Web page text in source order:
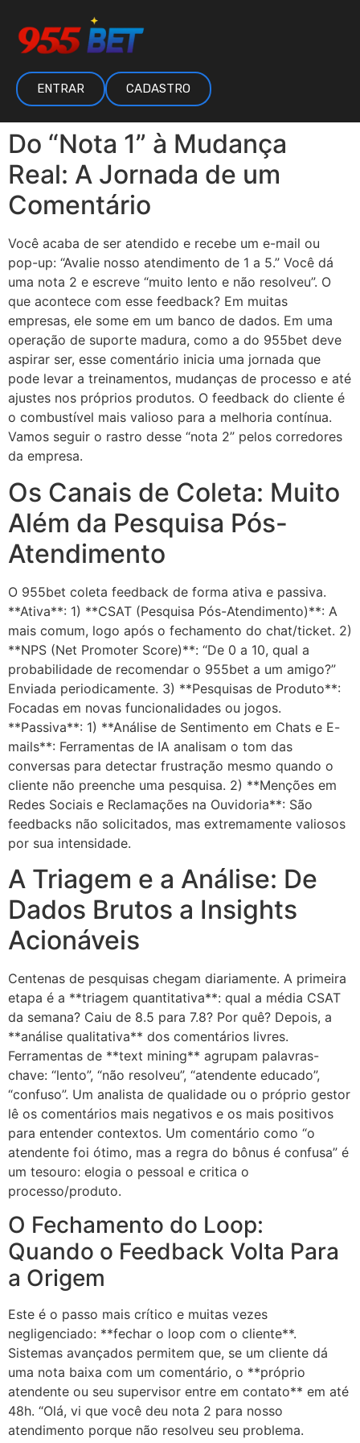
ENTRAR CADASTRO
Do “Nota 1” à Mudança
Real: A Jornada de um
Comentário
Você acaba de ser atendido e recebe um e-mail ou
pop-up: “Avalie nosso atendimento de 1 a 5.” Você dá
uma nota 2 e escreve “muito lento e não resolveu”. O
que acontece com esse feedback? Em muitas
empresas, ele some em um banco de dados. Em uma
operação de suporte madura, como a do 955bet deve
aspirar ser, esse comentário inicia uma jornada que
pode levar a treinamentos, mudanças de processo e até
ajustes nos próprios produtos. O feedback do cliente é
o combustível mais valioso para a melhoria contínua.
Vamos seguir o rastro desse “nota 2” pelos corredores
da empresa.
Os Canais de Coleta: Muito
Além da Pesquisa Pós-
Atendimento
O 955bet coleta feedback de forma ativa e passiva.
**Ativa**: 1) **CSAT (Pesquisa Pós-Atendimento)**: A
mais comum, logo após o fechamento do chat/ticket. 2)
**NPS (Net Promoter Score)**: “De 0 a 10, qual a
probabilidade de recomendar o 955bet a um amigo?”
Enviada periodicamente. 3) **Pesquisas de Produto**:
Focadas em novas funcionalidades ou jogos.
**Passiva**: 1) **Análise de Sentimento em Chats e E-
mails**: Ferramentas de IA analisam o tom das
conversas para detectar frustração mesmo quando o
cliente não preenche uma pesquisa. 2) **Menções em
Redes Sociais e Reclamações na Ouvidoria**: São
feedbacks não solicitados, mas extremamente valiosos
por sua intensidade.
A Triagem e a Análise: De
Dados Brutos a Insights
Acionáveis
Centenas de pesquisas chegam diariamente. A primeira
etapa é a **triagem quantitativa**: qual a média CSAT
da semana? Caiu de 8.5 para 7.8? Por quê? Depois, a
**análise qualitativa** dos comentários livres.
Ferramentas de **text mining** agrupam palavras-
chave: “lento”, “não resolveu”, “atendente educado”,
“confuso”. Um analista de qualidade ou o próprio gestor
lê os comentários mais negativos e os mais positivos
para entender contextos. Um comentário como “o
atendente foi ótimo, mas a regra do bônus é confusa” é
um tesouro: elogia o pessoal e critica o
processo/produto.
O Fechamento do Loop:
Quando o Feedback Volta Para
a Origem
Este é o passo mais crítico e muitas vezes
negligenciado: **fechar o loop com o cliente**.
Sistemas avançados permitem que, se um cliente dá
uma nota baixa com um comentário, o **próprio
atendente ou seu supervisor entre em contato** em até
48h. “Olá, vi que você deu nota 2 para nosso
atendimento porque não resolveu seu problema.